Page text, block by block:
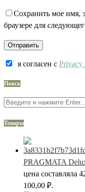
Сохранить мое имя,
браузере для
я согласен c Privacy
Поиск
Товары
PRAGMATA
цена составляла
100,00 ₽.